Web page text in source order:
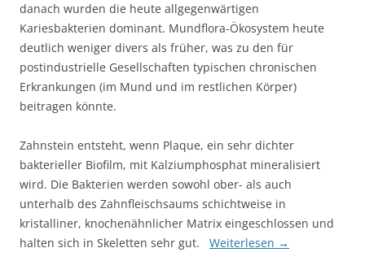
danach wurden die heute allgegenwärtigen
Kariesbakterien dominant. Mundflora-Ökosystem heute
deutlich weniger divers als früher, was zu den für
postindustrielle Gesellschaften typischen chronischen
Erkrankungen (im Mund und im restlichen Körper)
beitragen könnte.
Zahnstein entsteht, wenn Plaque, ein sehr dichter
bakterieller Biofilm, mit Kalziumphosphat mineralisiert
wird. Die Bakterien werden sowohl ober- als auch
unterhalb des Zahnfleischsaums schichtweise in
kristalliner, knochenähnlicher Matrix eingeschlossen und
halten sich in Skeletten sehr gut. Weiterlesen →